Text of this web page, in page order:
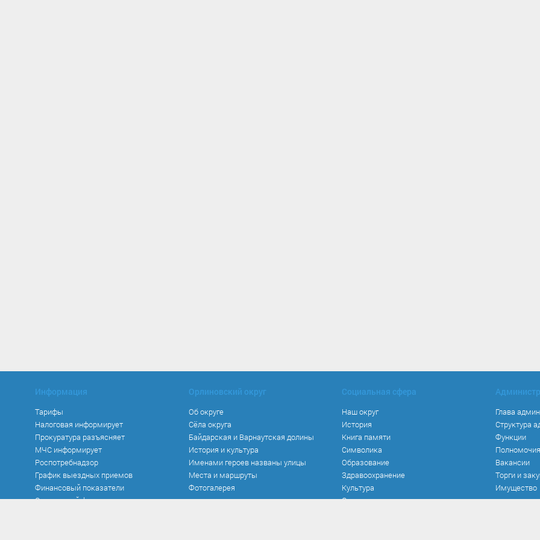
Информация
Тарифы
Налоговая информирует
Прокуратура разъясняет
МЧС информирует
Роспотребнадзор
График выездных приемов
Финансовый показатели
Социальный фонд
Орлиновский округ
Об округе
Сёла округа
Байдарская и Варнаутская долины
История и культура
Именами героев названы улицы
Места и маршруты
Фотогалерея
Социальная сфера
Наш округ
История
Книга памяти
Символика
Образование
Здравоохранение
Культура
Спорт
Глава
Структура
Функции
Полномочия
Вакансии
Торги и
Имущество